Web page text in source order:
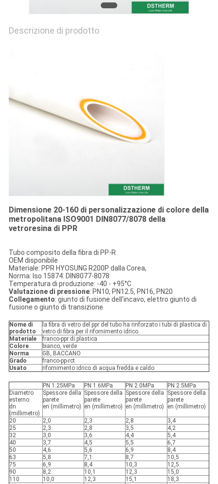
Descrizione di prodotto
Dimensione 20-160 di personalizzazione di colore della
metropolitana ISO9001 DIN8077/8078 della
vetroresina di PPR
Tubo composito della fibra di PP-R
OEM disponibile
Materiale: PPR HYOSUNG R200P dalla Corea,
Norma: Iso 15874: DIN8077-8078
Temperatura di produzione: -40 - +95°C
Valutazione di pressione: PN10, PN12.5, PN16, PN20
Collegamento: giunto di fusione dell'incavo, elettro giunto di
fusione o giunto di transizione
Nome di
prodotto
la fibra di vetro del ppr del tubo ha rinforzato i tubi di plastica di
vetro di fibra per il rifornimento idrico
Materiale
franco-ppr di plastica
Colore
bianco, verde
Norma
GB, BACCANO
Grado
franco-pp-rct
Usato
rifornimento idrico di acqua fredda e caldo
PN 1.25MPa PN 1.6MPa PN 2.0MPa
PN 2.5MPa
Diametro
esterno
dn
(millimetro)
Spessore della
parete
en (millimetro)
Spessore della
parete
en (millimetro)
Spessore della
parete
en (millimetro)
Spessore della
parete
en (millimetro)
20 2,0 2,3 2,8
3,4
25
2,3 2,8 3,5
4,2
32
3,0 3,6 4,4
5,4
40
3,7 4,5 5,5
6,7
50
4,6 5,6 6,9
8,4
63
5,8 7,1 8,7
10,5
75
6,9 8,4 10,3
12,5
90
8,2 10,1 12,3
15,0
110
10,0 12,3 15,1
18,3